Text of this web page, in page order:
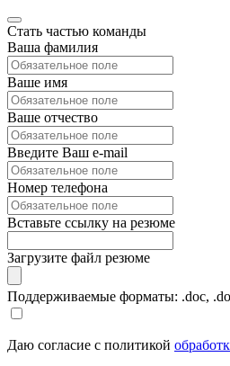
Стать частью команды
Ваша фамилия
Ваше имя
Ваше отчество
Введите Ваш e-mail
Номер телефона
Вставьте ссылку на резюме
Загрузите файл резюме
Поддерживаемые форматы: .doc,
Даю согласие с политикой